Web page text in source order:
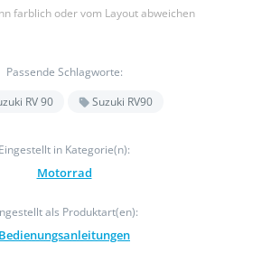
farblich oder vom Layout abweichen
Passende Schlagworte:
RV 90
Suzuki RV90
Eingestellt in Kategorie(n):
Motorrad
als Produktart(en):
Bedienungsanleitungen